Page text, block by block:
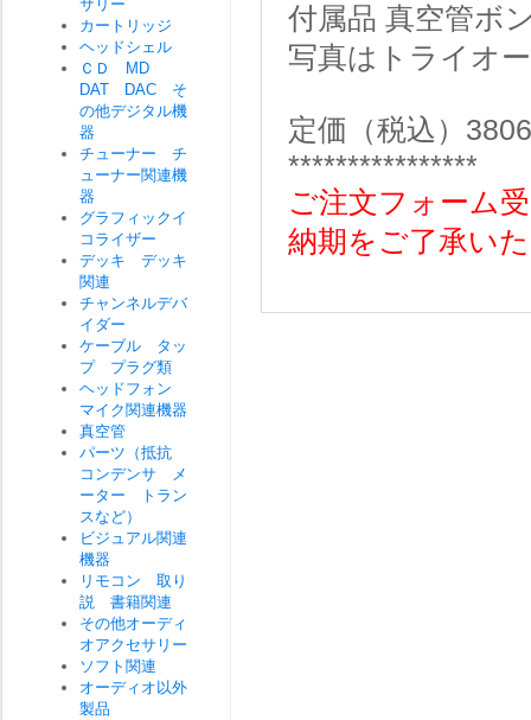
付属品 真空管ボ
写真はトライオ
定価（税込）
****************
ご注文フォーム
納期をご了承い
サリー
カートリッジ
ヘッドシェル
ＣＤ MD
DAT DAC そ
の他デジタル機
器
チューナー チ
ューナー関連機
器
グラフィックイ
コライザー
デッキ デッキ
関連
チャンネルデバ
イダー
ケーブル タッ
プ プラグ類
ヘッドフォン
マイク関連機器
真空管
パーツ（抵抗
コンデンサ メ
ーター トラン
スなど）
ビジュアル関連
機器
リモコン 取り
説 書籍関連
その他オーディ
オアクセサリー
ソフト関連
オーディオ以外
製品